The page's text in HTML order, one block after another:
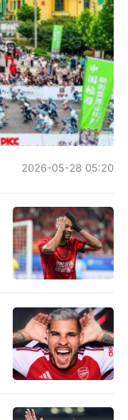
2026-05-28 05:20